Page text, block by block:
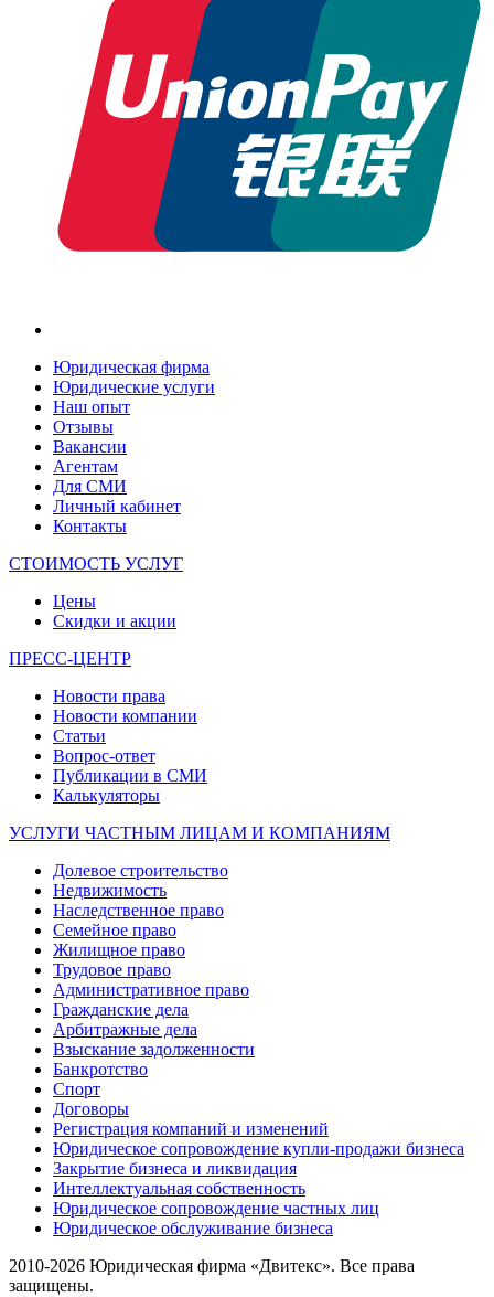
Юридическая фирма
Юридические услуги
Наш опыт
Отзывы
Вакансии
Агентам
Для СМИ
Личный кабинет
Контакты
СТОИМОСТЬ УСЛУГ
Цены
Скидки и акции
ПРЕСС-ЦЕНТР
Новости права
Новости компании
Статьи
Вопрос-ответ
Публикации в СМИ
Калькуляторы
УСЛУГИ ЧАСТНЫМ ЛИЦАМ И КОМПАНИЯМ
Долевое строительство
Недвижимость
Наследственное право
Семейное право
Жилищное право
Трудовое право
Административное право
Гражданские дела
Арбитражные дела
Взыскание задолженности
Банкротство
Спорт
Договоры
Регистрация компаний и изменений
Юридическое сопровождение купли-продажи бизнеса
Закрытие бизнеса и ликвидация
Интеллектуальная собственность
Юридическое сопровождение частных лиц
Юридическое обслуживание бизнеса
2010-2026 Юридическая фирма «Двитекс». Все права
защищены.